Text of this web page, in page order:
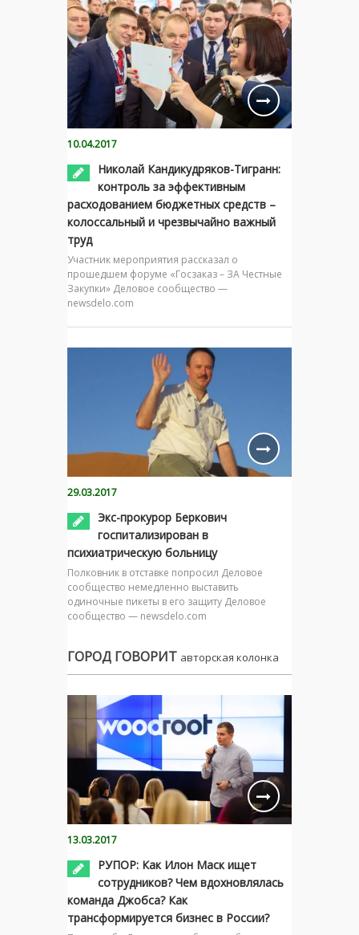
10.04.2017
Николай Кандикудряков-Тигранн:
контроль за эффективным
расходованием бюджетных средств –
колоссальный и чрезвычайно важный
труд
Участник мероприятия рассказал о
прошедшем форуме «Госзаказ – ЗА Честные
Закупки» Деловое сообщество —
newsdelo.com
29.03.2017
Экс-прокурор Беркович
госпитализирован в
психиатрическую больницу
Полковник в отставке попросил Деловое
сообщество немедленно выставить
одиночные пикеты в его защиту Деловое
сообщество — newsdelo.com
ГОРОД ГОВОРИТ авторская колонка
13.03.2017
РУПОР: Как Илон Маск ищет
сотрудников? Чем вдохновлялась
команда Джобса? Как
трансформируется бизнес в России?